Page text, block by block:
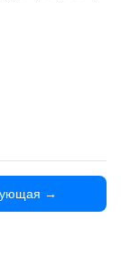
→